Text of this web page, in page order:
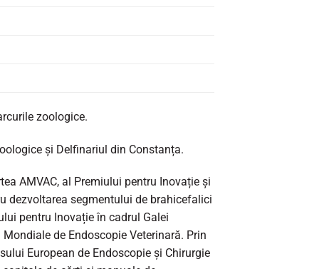
zoologice.
și Delfinariul din Constanța.
AMVAC, al Premiului pentru Inovație și
dezvoltarea segmentului de brahicefalici
pentru Inovație în cadrul Galei
de Endoscopie Veterinară. Prin
European de Endoscopie și Chirurgie